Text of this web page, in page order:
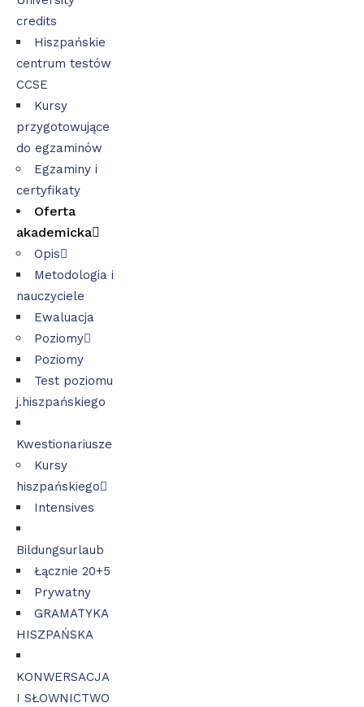
credits
Hiszpańskie
centrum testów
CCSE
Kursy
przygotowujące
do egzaminów
Egzaminy i
certyfikaty
Oferta
akademicka
Opis
Metodologia i
nauczyciele
Ewaluacja
Poziomy
Poziomy
Test poziomu
j.hiszpańskiego
Kwestionariusze
Kursy
hiszpańskiego
Intensives
Bildungsurlaub
Łącznie 20+5
Prywatny
GRAMATYKA
HISZPAŃSKA
KONWERSACJA
I SŁOWNICTWO